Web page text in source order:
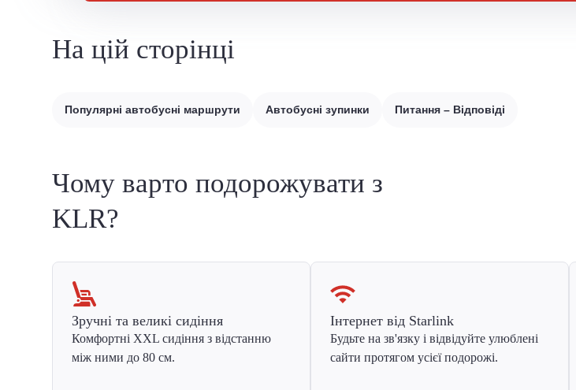
На цій сторінці
Популярні автобусні маршрути Автобусні зупинки Питання – Відповіді
Чому варто подорожувати з
KLR?
Зручні та великі сидіння
Комфортні XXL сидіння з відстанню
між ними до 80 см.
Інтернет від Starlink
Будьте на зв'язку і відвідуйте улюблені
сайти протягом усієї подорожі.